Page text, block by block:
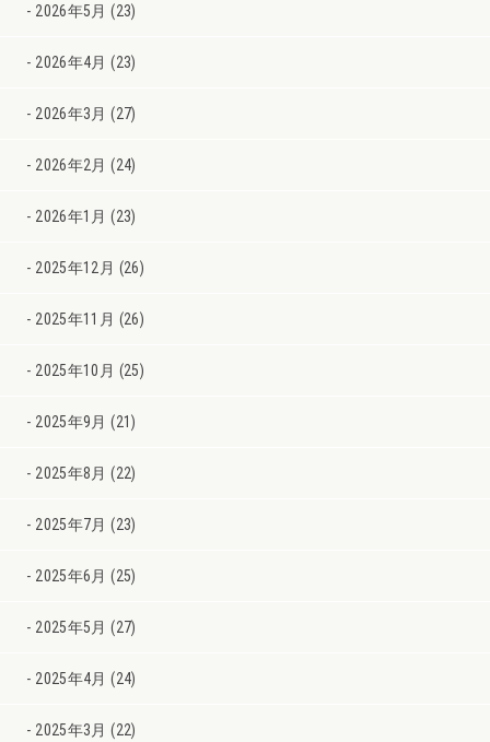
2026年5月 (23)
2026年4月 (23)
2026年3月 (27)
2026年2月 (24)
2026年1月 (23)
2025年12月 (26)
2025年11月 (26)
2025年10月 (25)
2025年9月 (21)
2025年8月 (22)
2025年7月 (23)
2025年6月 (25)
2025年5月 (27)
2025年4月 (24)
2025年3月 (22)